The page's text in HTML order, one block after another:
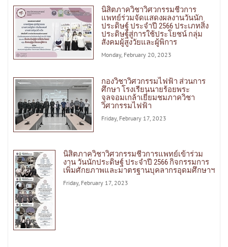
นิสิตภาควิชาวิศวกรรมชีวการ
แพทย์ร่วมจัดแสดงผลงานวันนัก
ประดิษฐ์ ประจำปี 2566 ประเภทสิ่ง
ประดิษฐ์สู่การใช้ประโยชน์ กลุ่ม
สังคมผู้สูงวัยและผู้พิการ
Monday, February 20, 2023
กองวิชาวิศวกรรมไฟฟ้า ส่วนการ
ศึกษา โรงเรียนนายร้อยพระ
จุลจอมเกล้าเยี่ยมชมภาควิชา
วิศวกรรมไฟฟ้า
Friday, February 17, 2023
นิสิตภาควิชาวิศวกรรมชีวการแพทย์เข้าร่วม
งาน วันนักประดิษฐ์ ประจำปี 2566 กิจกรรมการ
เพิ่มศักยภาพและมาตรฐานบุคลากรอุดมศึกษาฯ
Friday, February 17, 2023